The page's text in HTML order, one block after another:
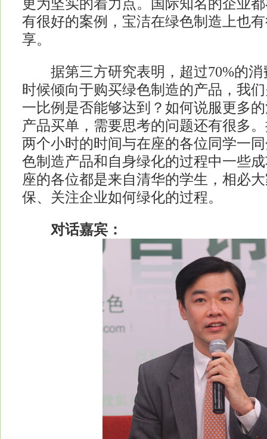
更为坚实的着力点。国际知名的企业
有很好的案例，宝洁在绿色制造上也
享。
据第三方研究表明，超过70%的消
时候倾向于购买绿色制造的产品，我
一比例是否能够达到？如何说服更多
产品买单，需要思考的问题还有很多
两个小时的时间与在座的各位同学一
色制造产品和自身绿化的过程中一些
座的各位都是来自清华的学生，相必
保、关注企业如何绿化的过程。
对话嘉宾：